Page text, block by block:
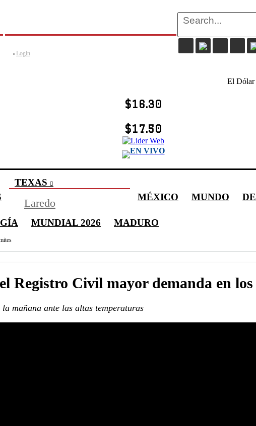
Login
El Dólar
$16.30
$17.50
EN VIVO
TEXAS
Laredo MÉXICO MUNDO
MUNDIAL 2026 MADURO
Registro Civil mayor demanda en
mañana ante las altas temperaturas